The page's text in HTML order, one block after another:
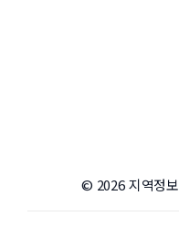
© 2026 지역정보